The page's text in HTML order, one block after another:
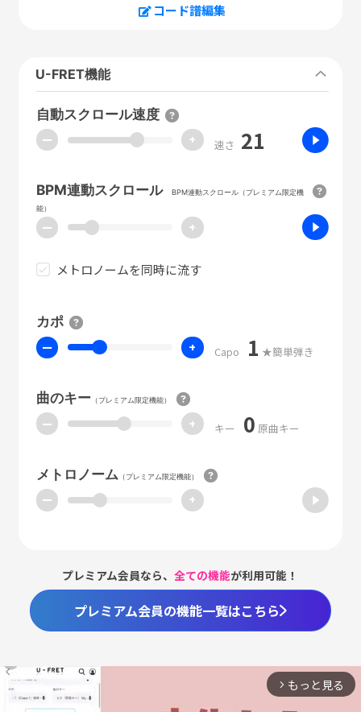
コード譜編集
U-FRET機能
自動スクロール速度
ー + 速さ 21
BPM連動スクロール
BPM連動スクロール（プレミアム限定機
能）
ー +
メトロノームを同時に流す
カポ
ー + Capo 1 ★簡単弾き
曲のキー（プレミアム限定機能）
ー + キー 0 原曲キー
メトロノーム （プレミアム限定機能）
ー +
プレミアム会員なら、全ての機能が利用可能！
プレミアム会員の機能一覧はこちら
arrow_forward_ios もっと見る